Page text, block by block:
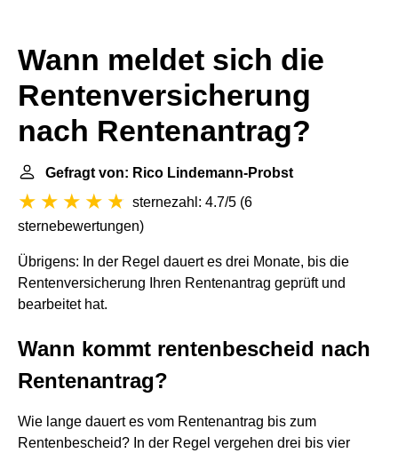
Wann meldet sich die
Rentenversicherung
nach Rentenantrag?
Gefragt von: Rico Lindemann-Probst
sternezahl: 4.7/5 (6
sternebewertungen)
Übrigens: In der Regel dauert es drei Monate, bis die
Rentenversicherung Ihren Rentenantrag geprüft und
bearbeitet hat.
Wann kommt rentenbescheid nach
Rentenantrag?
Wie lange dauert es vom Rentenantrag bis zum
Rentenbescheid? In der Regel vergehen drei bis vier